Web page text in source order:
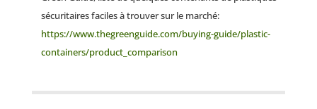
sécuritaires faciles à trouver sur le marché:
https://www.thegreenguide.com/buying-guide/plastic-
containers/product_comparison